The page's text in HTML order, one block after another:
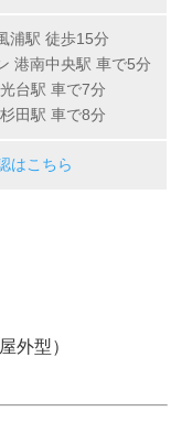
浦駅 徒歩15分
港南中央駅 車で5分
台駅 車で7分
田駅 車で8分
はこちら
外型）